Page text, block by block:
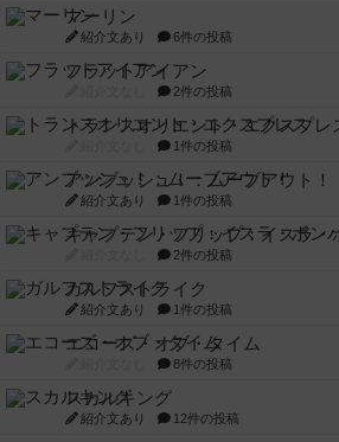
マーリン
紹介文あり 6件の投稿
フラットアイアン
2件の投稿
トランスオリエント・エクスプレ
1件の投稿
アンブッシュ！：ムーブアウト！
紹介文あり 1件の投稿
キャプテン・フリップ：イスラ・
2件の投稿
ガルフストライク
紹介文あり 1件の投稿
エコーズ・オブ・タイム
8件の投稿
スカルキング
紹介文あり 12件の投稿